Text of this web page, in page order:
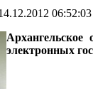
06:52:03
электронных